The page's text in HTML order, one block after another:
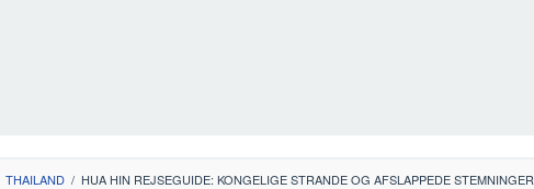
THAILAND / HUA HIN REJSEGUIDE: KONGELIGE STRANDE OG AFSLAPPEDE STEMNINGER